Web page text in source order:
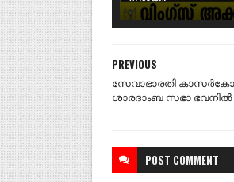
PREVIOUS
സേവാഭാരതി
ശാരദാംബ സഭാ ഭവനിൽ
POST COMMENT